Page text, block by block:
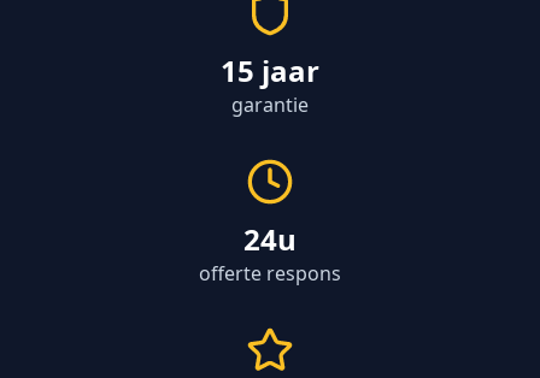
15 jaar
garantie
24u
offerte respons